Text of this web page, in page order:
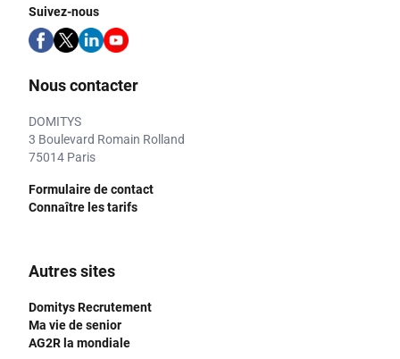
Suivez-nous
Nous contacter
DOMITYS
3 Boulevard Romain Rolland
75014 Paris
Formulaire de contact
Connaître les tarifs
Autres sites
Domitys Recrutement
Ma vie de senior
AG2R la mondiale